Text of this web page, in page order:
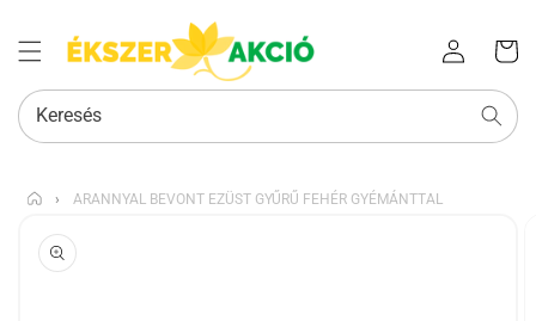
Bejelentkezés
kosara
Keresés
› ARANNYAL BEVONT EZÜST GYŰRŰ FEHÉR GYÉMÁNTTAL
UGRÁS A
TERMÉKADATOKRA